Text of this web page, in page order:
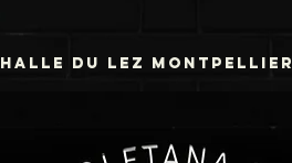
HALLE DU LEZ MONTPELLIER